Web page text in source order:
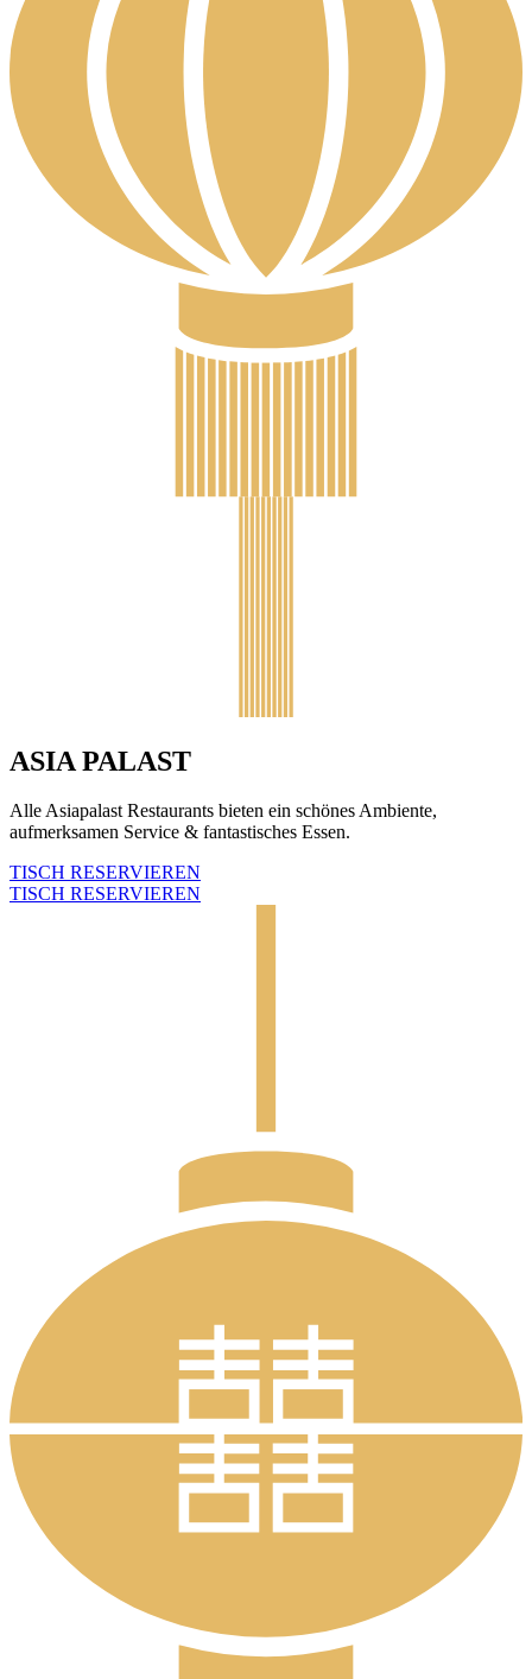
ASIA PALAST
Alle Asiapalast Restaurants bieten ein schönes Ambiente,
aufmerksamen Service & fantastisches Essen.
TISCH RESERVIEREN
TISCH RESERVIEREN